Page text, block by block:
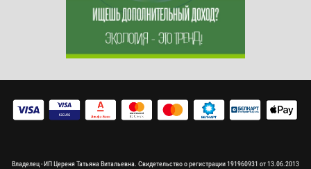
Владелец - ИП Цереня Татьяна Витальевна. Свидетельство о регистрации 191960931 от 13.06.2013